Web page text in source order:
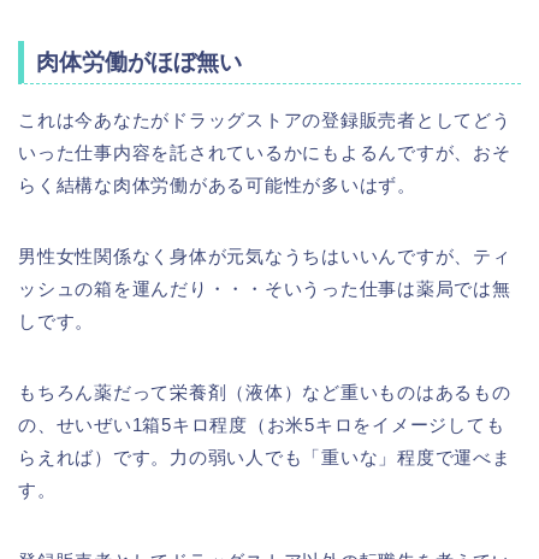
肉体労働がほぼ無い
これは今あなたがドラッグストアの登録販売者としてどう
いった仕事内容を託されているかにもよるんですが、おそ
らく結構な肉体労働がある可能性が多いはず。
男性女性関係なく身体が元気なうちはいいんですが、ティ
ッシュの箱を運んだり・・・そいうった仕事は薬局では無
しです。
もちろん薬だって栄養剤（液体）など重いものはあるもの
の、せいぜい1箱5キロ程度（お米5キロをイメージしても
らえれば）です。力の弱い人でも「重いな」程度で運べま
す。